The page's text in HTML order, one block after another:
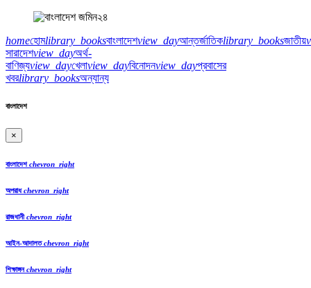
homeহোমlibrary_booksবাংলাদেশview_dayআন্তর্জাতিকlibrary_booksজাতীয়
সারাদেশview_dayঅর্থ-
বাণিজ্যview_dayখেলাview_dayবিনোদনview_dayপ্রবাসের
খবরlibrary_booksঅন্যান্য
বাংলাদেশ
×
বাংলাদেশ chevron_right
অপরাধchevron_right
রাজধানীchevron_right
আইন-আদালতchevron_right
শিক্ষাঙ্গনchevron_right